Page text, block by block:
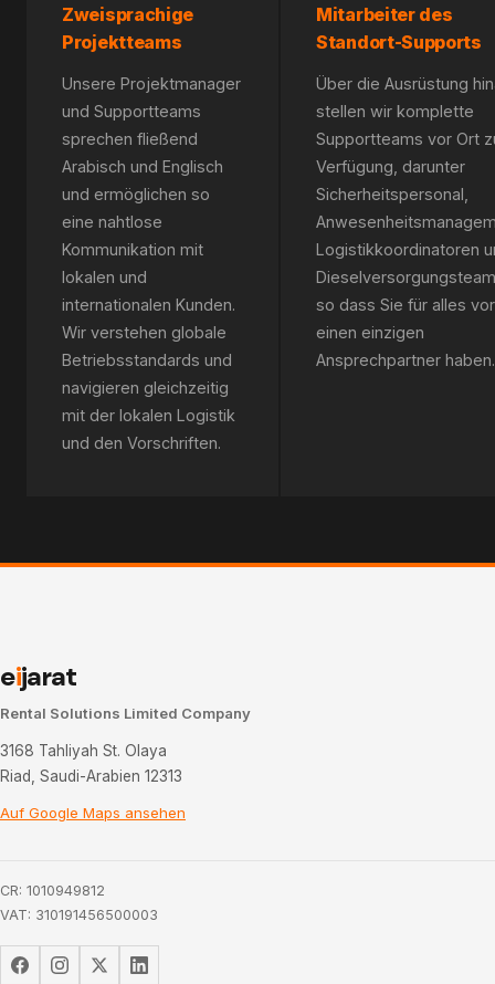
Zweisprachige
Projektteams
Unsere Projektmanager
und Supportteams
sprechen fließend
Arabisch und Englisch
und ermöglichen so
eine nahtlose
Kommunikation mit
lokalen und
internationalen Kunden.
Wir verstehen globale
Betriebsstandards und
navigieren gleichzeitig
mit der lokalen Logistik
und den Vorschriften.
Mitarbeiter des
Standort-Supports
Über die Ausrüstung
stellen wir komplette
Supportteams vor Ort
Verfügung, darunter
Sicherheitspersonal,
Logistikkoordinatoren
so dass Sie für alles
einen einzigen
Ansprechpartner haben.
eijarat
Rental Solutions Limited Company
3168 Tahliyah St. Olaya
Riad, Saudi-Arabien 12313
Auf Google Maps ansehen
CR: 1010949812
VAT: 310191456500003